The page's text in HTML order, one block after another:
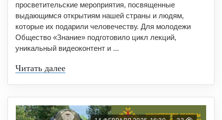
просветительские мероприятия, посвященные
выдающимся открытиям нашей страны и людям,
которые их подарили человечеству. Для молодежи
Общество «Знание» подготовило цикл лекций,
уникальный видеоконтент и ...
Читать далее